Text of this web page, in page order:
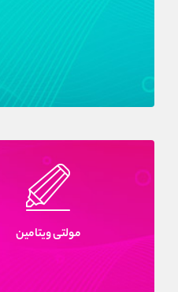
مولتى ويتامين